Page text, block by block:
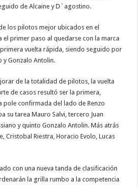
de Alcaine y D´agostino.
los pilotos mejor ubicados en el
el primer paso al quedarse con la marca
vuelta rápida, siendo seguido por
y Gonzalo Antolin.
de la totalidad de pilotos, la vuelta
de casos resultó ser la primera,
pole confirmada del lado de Renzo
su tarea Mauro Salvi, tercero Juan
y quinto Gonzalo Antolin. Más atrás
Cristobal Riestra, Horacio Evolo, Lucas
con una nueva tanda de clasificación
la grilla rumbo a la competencia